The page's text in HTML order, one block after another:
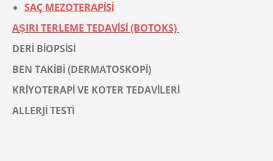
SAÇ MEZOTERAPİSİ
AŞIRI TERLEME TEDAVİSİ (BOTOKS)
DERİ BİOPSİSİ
BEN TAKİBİ (DERMATOSKOPİ)
KRİYOTERAPİ VE KOTER TEDAVİLERİ
ALLERJİ TESTİ